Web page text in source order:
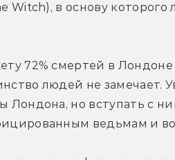
Witch), в основу которого
72% смертей в
людей не замечает.
Лондона, но вступать с
ведьмам и